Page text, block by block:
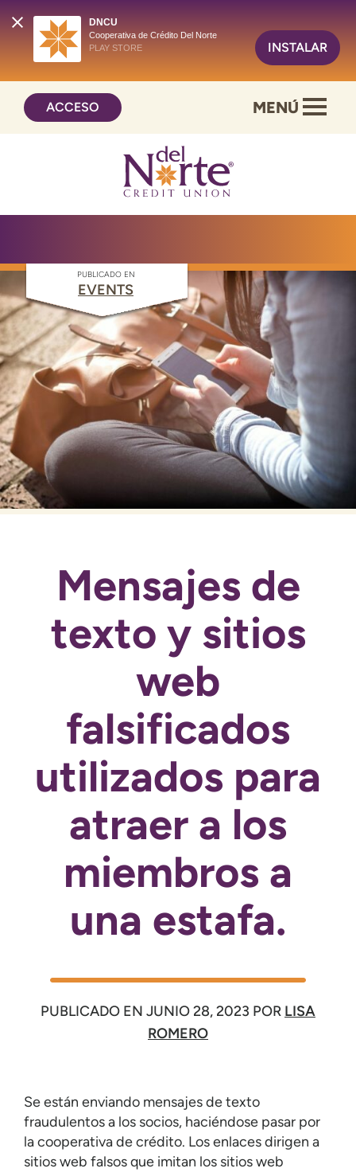
DNCU
Cooperativa de Crédito Del Norte
PLAY STORE
INSTALAR
Saltar
contenido
inicio
ACCESO MENÚ
PUBLICADO EN
EVENTS
Mensajes de
texto y sitios
web
falsificados
utilizados para
atraer a los
miembros a
una estafa.
PUBLICADO EN JUNIO 28, 2023 POR LISA
ROMERO
Se están enviando mensajes de texto
fraudulentos a los socios, haciéndose pasar por
la cooperativa de crédito. Los enlaces dirigen a
sitios web falsos que imitan los sitios web